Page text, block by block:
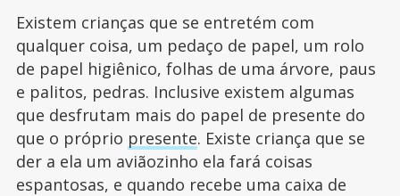
Existem crianças que se entretém com
qualquer coisa, um pedaço de papel, um rolo
de papel higiênico, folhas de uma árvore, paus
e palitos, pedras. Inclusive existem algumas
que desfrutam mais do papel de presente do
que o próprio presente. Existe criança que se
der a ela um aviãozinho ela fará coisas
espantosas, e quando recebe uma caixa de